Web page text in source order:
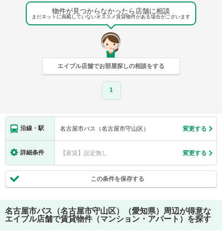
物件が見つからなかったら店舗に相談
まだネットに掲載していないオススメ賃貸物件がある場合がございます
エイブル店舗でお部屋探しの相談をする
1
沿線・駅 名古屋市バス（名古屋市守山区） 変更する
詳細条件 【家賃】設定無し 変更する
この条件を保存する
名古屋市バス（名古屋市守山区）（愛知県）
周辺が得意な
エイブル店舗で賃貸物件（マンション・アパート）を探す